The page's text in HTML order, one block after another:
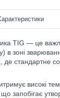
TIG — це
в зоні
стандартне
високі
запобігає